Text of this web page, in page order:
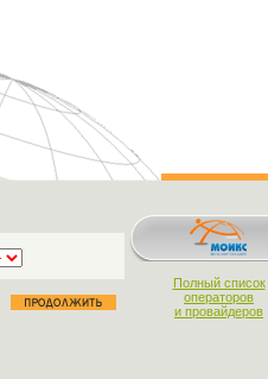
Полный список
операторов
и провайдеров